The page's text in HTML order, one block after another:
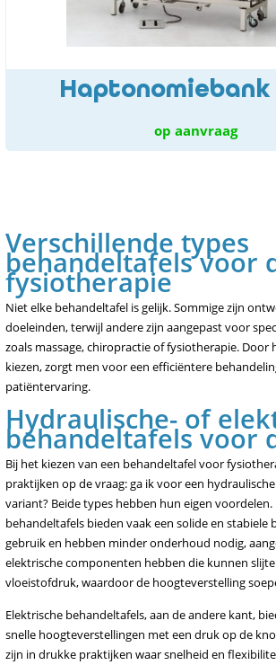
Haptonomiebank
op aanvraag
Verschillende types
behandeltafels voor
fysiotherapie
Niet elke behandeltafel is gelijk. Sommige zijn
doeleinden, terwijl andere zijn aangepast voor
zoals massage, chiropractie of fysiotherapie. Door
kiezen, zorgt men voor een efficiëntere
patiëntervaring.
Hydraulische- of
behandeltafels voor
Bij het kiezen van een behandeltafel voor
praktijken op de vraag: ga ik voor een
variant? Beide types hebben hun eigen
behandeltafels bieden vaak een solide en stabiele
gebruik en hebben minder onderhoud nodig,
elektrische componenten hebben die kunnen
vloeistofdruk, waardoor de hoogteverstelling
Elektrische behandeltafels, aan de andere kant,
snelle hoogteverstellingen met een druk op de
zijn in drukke praktijken waar snelheid en